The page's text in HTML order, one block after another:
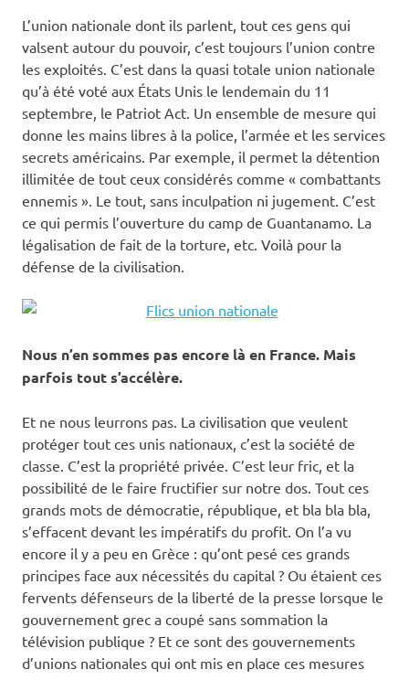
L’union nationale dont ils parlent, tout ces gens qui
valsent autour du pouvoir, c’est toujours l’union contre
les exploités. C’est dans la quasi totale union nationale
qu’à été voté aux États Unis le lendemain du 11
septembre, le Patriot Act. Un ensemble de mesure qui
donne les mains libres à la police, l’armée et les services
secrets américains. Par exemple, il permet la détention
illimitée de tout ceux considérés comme « combattants
ennemis ». Le tout, sans inculpation ni jugement. C’est
ce qui permis l’ouverture du camp de Guantanamo. La
légalisation de fait de la torture, etc. Voilà pour la
défense de la civilisation.
Nous n’en sommes pas encore là en France. Mais
parfois tout s’accélère.
Et ne nous leurrons pas. La civilisation que veulent
protéger tout ces unis nationaux, c’est la société de
classe. C’est la propriété privée. C’est leur fric, et la
possibilité de le faire fructifier sur notre dos. Tout ces
grands mots de démocratie, république, et bla bla bla,
s’effacent devant les impératifs du profit. On l’a vu
encore il y a peu en Grèce : qu’ont pesé ces grands
principes face aux nécessités du capital ? Ou étaient ces
fervents défenseurs de la liberté de la presse lorsque le
gouvernement grec a coupé sans sommation la
télévision publique ? Et ce sont des gouvernements
d’unions nationales qui ont mis en place ces mesures